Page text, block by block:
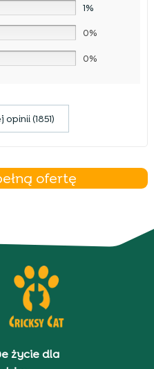
1%
0%
0%
(1851)
ofertę
życie dla